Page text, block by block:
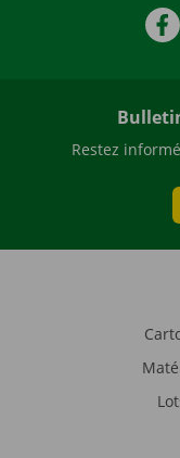
Restez